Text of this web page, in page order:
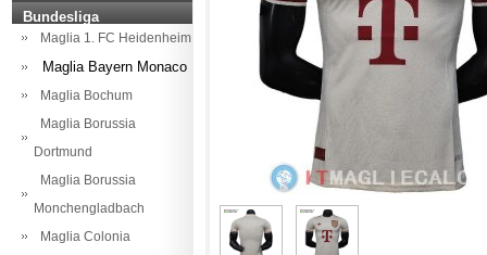
Bundesliga
Maglia 1. FC Heidenheim
Maglia Bayern Monaco
Maglia Bochum
Maglia Borussia
Dortmund
Maglia Borussia
Monchengladbach
Maglia Colonia